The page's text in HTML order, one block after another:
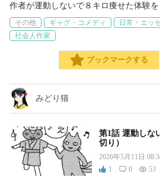
作者が運動しないで８キロ痩せた体験を
その他 ギャグ・コメディ 日常・エッ
社会人作家
ブックマークする
みどり猫
第1話 運動しな
切り）
2026年5月11日
1
0 53